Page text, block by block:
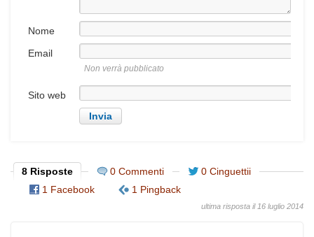
Nome
Email
Non verrà pubblicato
Sito web
8 Risposte 0 Commenti
0 Cinguettii
1 Facebook
1 Pingback
ultima risposta il 16 luglio 2014